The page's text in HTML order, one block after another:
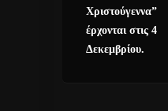
Χριστούγεννα”
έρχονται στις 4
Δεκεμβρίου.